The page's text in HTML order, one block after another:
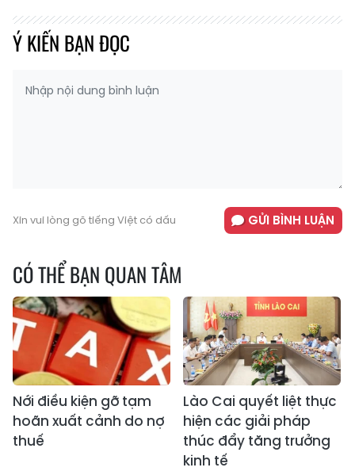
Ý KIẾN BẠN ĐỌC
Xin vui lòng gõ tiếng Việt có dấu GỬI BÌNH LUẬN
CÓ THỂ BẠN QUAN TÂM
Nới điều kiện gỡ tạm
hoãn xuất cảnh do nợ
thuế
Lào Cai quyết liệt thực
hiện các giải pháp
thúc đẩy tăng trưởng
kinh tế